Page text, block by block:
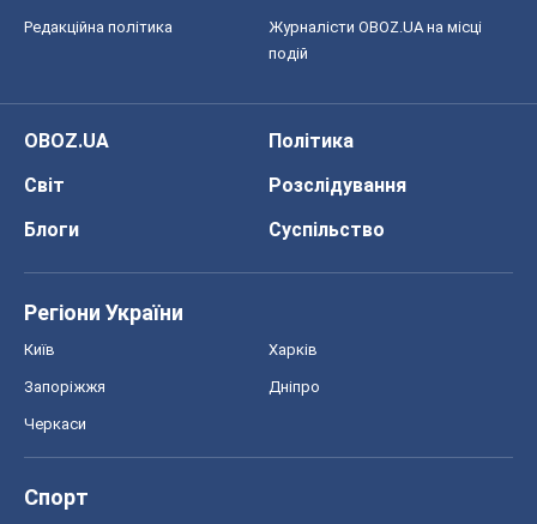
Редакційна політика
Журналісти OBOZ.UA на місці
подій
OBOZ.UA
Політика
Світ
Розслідування
Блоги
Суспільство
Регіони України
Київ Харків
Запоріжжя Дніпро
Черкаси
Спорт